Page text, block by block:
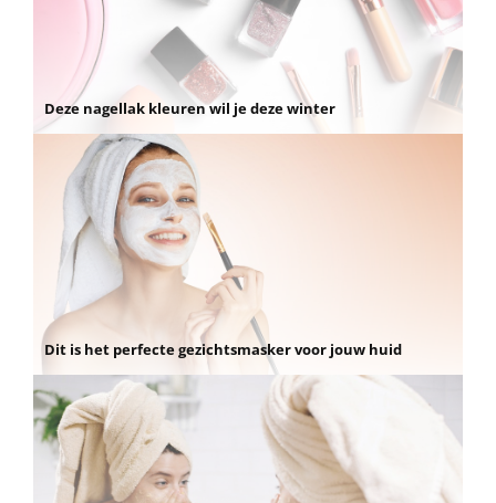
Deze nagellak kleuren wil je deze winter
Dit is het perfecte gezichtsmasker voor jouw huid